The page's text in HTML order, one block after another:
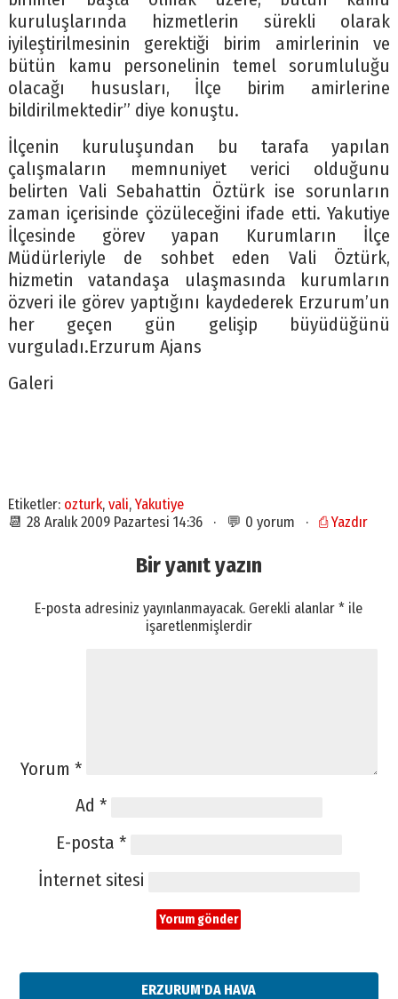
kuruluşlarında hizmetlerin sürekli olarak
iyileştirilmesinin gerektiği birim amirlerinin ve
bütün kamu personelinin temel sorumluluğu
olacağı hususları, İlçe birim amirlerine
bildirilmektedir” diye konuştu.
İlçenin kuruluşundan bu tarafa yapılan
çalışmaların memnuniyet verici olduğunu
belirten Vali Sebahattin Öztürk ise sorunların
zaman içerisinde çözüleceğini ifade etti. Yakutiye
İlçesinde görev yapan Kurumların İlçe
Müdürleriyle de sohbet eden Vali Öztürk,
hizmetin vatandaşa ulaşmasında kurumların
özveri ile görev yaptığını kaydederek Erzurum’un
her geçen gün gelişip büyüdüğünü
vurguladı.Erzurum Ajans
Galeri
Etiketler: ozturk, vali,Yakutiye
📆 28 Aralık 2009 Pazartesi 14:36 · 💬 0 yorum · ⎙ Yazdır
Bir yanıt yazın
E-posta adresiniz yayınlanmayacak. Gerekli alanlar* ile
işaretlenmişlerdir
Yorum *
Ad *
E-posta *
İnternet sitesi
ERZURUM'DA HAVA